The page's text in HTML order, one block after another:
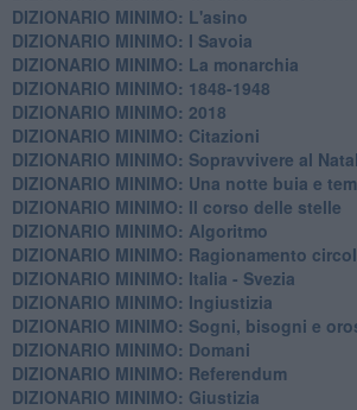
DIZIONARIO MINIMO: L'asino
DIZIONARIO MINIMO: I Savoia
DIZIONARIO MINIMO: La monarchia
DIZIONARIO MINIMO: 1848-1948
DIZIONARIO MINIMO: 2018
DIZIONARIO MINIMO: Citazioni
DIZIONARIO MINIMO: ​Sopravvivere al
DIZIONARIO MINIMO: ​Una notte buia e
DIZIONARIO MINIMO: Il corso delle stelle
DIZIONARIO MINIMO: Algoritmo
DIZIONARIO MINIMO: Ragionamento
DIZIONARIO MINIMO: Italia - Svezia
DIZIONARIO MINIMO: ​Ingiustizia
DIZIONARIO MINIMO: ​Sogni, bisogni e
DIZIONARIO MINIMO: Domani
DIZIONARIO MINIMO: Referendum
DIZIONARIO MINIMO: Giustizia